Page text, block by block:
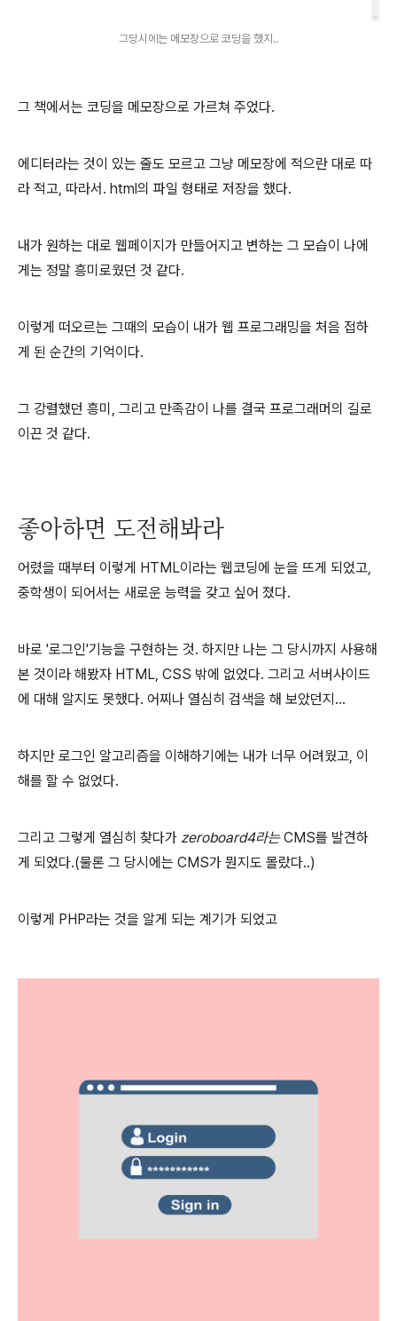
그당시에는 메모장으로 코딩을 했지..
그 책에서는 코딩을 메모장으로 가르쳐 주었다.
에디터라는 것이 있는 줄도 모르고 그냥 메모장에 적으란 대로 따
라 적고, 따라서. html의 파일 형태로 저장을 했다.
내가 원하는 대로 웹페이지가 만들어지고 변하는 그 모습이 나에
게는 정말 흥미로웠던 것 같다.
이렇게 떠오르는 그때의 모습이 내가 웹 프로그래밍을 처음 접하
게 된 순간의 기억이다.
그 강렬했던 흥미, 그리고 만족감이 나를 결국 프로그래머의 길로
이끈 것 같다.
좋아하면 도전해봐라
어렸을 때부터 이렇게 HTML이라는 웹코딩에 눈을 뜨게 되었고,
중학생이 되어서는 새로운 능력을 갖고 싶어 졌다.
바로 '로그인'기능을 구현하는 것. 하지만 나는 그 당시까지 사용해
본 것이라 해봤자 HTML, CSS 밖에 없었다. 그리고 서버사이드
에 대해 알지도 못했다. 어찌나 열심히 검색을 해 보았던지...
하지만 로그인 알고리즘을 이해하기에는 내가 너무 어려웠고, 이
해를 할 수 없었다.
그리고 그렇게 열심히 찾다가 zeroboard4라는CMS를 발견하
게 되었다.(물론 그 당시에는 CMS가 뭔지도 몰랐다..)
이렇게 PHP라는 것을 알게 되는 계기가 되었고